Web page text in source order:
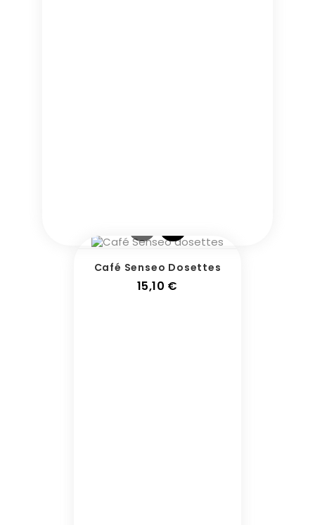
Café Senseo Dosettes
15,10 €